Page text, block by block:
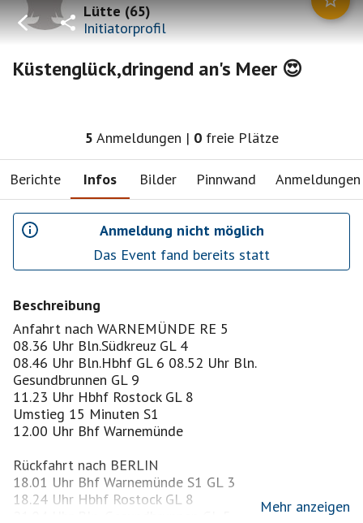
Lütte(65)
Initiatorprofil
Küstenglück,dringend an's Meer 😍
5 Anmeldungen | 0 freie Plätze
Berichte Infos Bilder Pinnwand Anmeldungen
Anmeldung nicht möglich
Das Event fand bereits statt
Beschreibung
Anfahrt nach WARNEMÜNDE RE 5
08.36 Uhr Bln.Südkreuz GL 4
08.46 Uhr Bln.Hbhf GL 6 08.52 Uhr Bln.
Gesundbrunnen GL 9
11.23 Uhr Hbhf Rostock GL 8
Umstieg 15 Minuten S1
12.00 Uhr Bhf Warnemünde
Rückfahrt nach BERLIN
18.01 Uhr Bhf Warnemünde S1 GL 3
18.24 Uhr Hbhf Rostock GL 8
Mehr anzeigen